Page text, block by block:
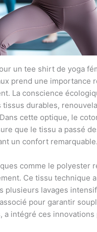
un tee shirt de yoga
prend une importance
La conscience
tissus durables,
cette optique, le
que le tissu a passé
un confort
comme le polyester
Ce tissu technique
plusieurs lavages
pour garantir
a intégré ces